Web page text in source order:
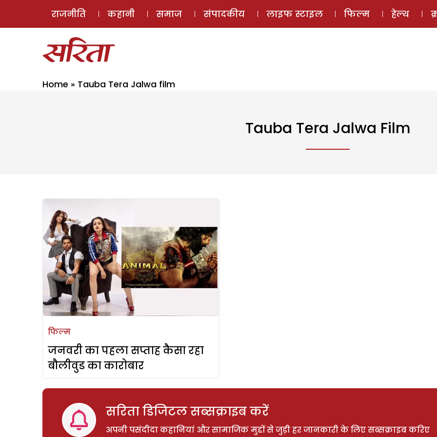
ई-मैगज़ीन
राजनीति कहानी समाज संपादकीय लाइफ स्टाइल फिल्म हेल्थ
Home » Tauba Tera Jalwa film
Tauba Tera Jalwa Film
फिल्म
जनवरी का पहला सप्ताह कैसा रहा
बौलीवुड का कारोबार
सरिता डिजिटल सब्सक्राइब करें
अपनी पसंदीदा कहानियां और सामाजिक मुद्दों से जुड़ी हर जानकारी के लिए सब्सक्राइब करिए